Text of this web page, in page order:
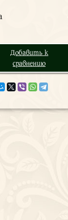
Добавить к
сравнению